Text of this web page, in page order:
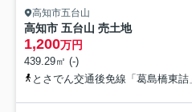
高知市五台山
高知市 五台山 売土地
1,200万円
439.29㎡ (-)
とさでん交通後免線「葛島橋東